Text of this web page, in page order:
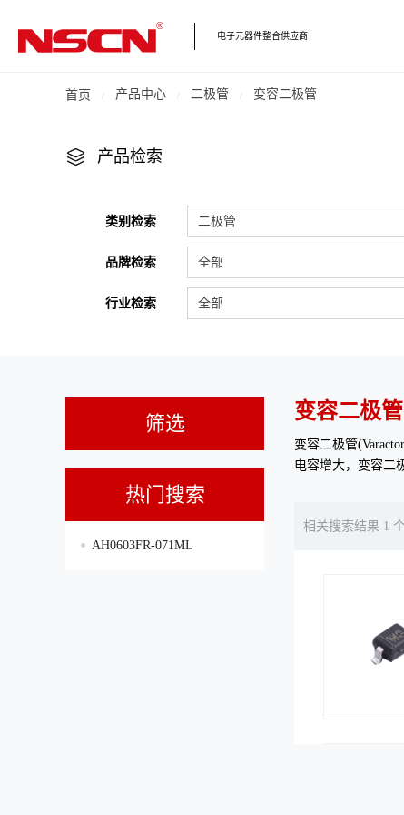
电子元器件整合供应商
首页 产品中心 二极管 变容二极管
产品检索
类别检索 二极管
品牌检索 全部
行业检索 全部
筛选
热门搜索
AH0603FR-071ML
变容二极管
变容二极管
电容增大，变容二
相关搜索结果 1 个